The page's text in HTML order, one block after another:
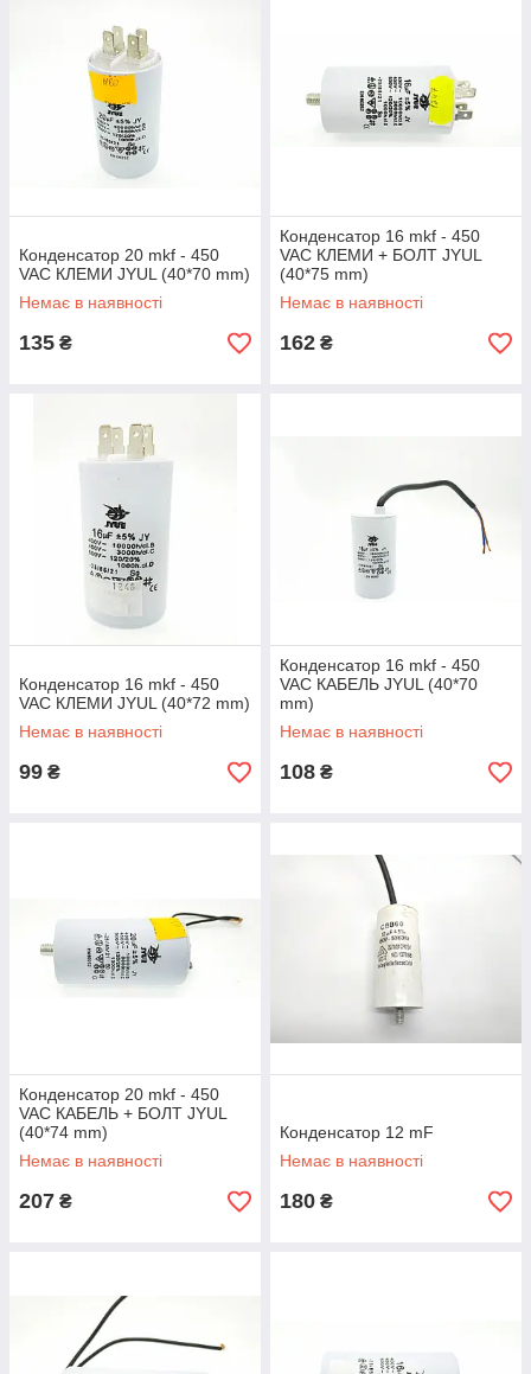
Конденсатор 20 mkf - 450
VAC КЛЕМИ JYUL (40*70 mm)
Немає в наявності
135 ₴
Конденсатор 16 mkf - 450
VAC КЛЕМИ + БОЛТ JYUL
(40*75 mm)
Немає в наявності
162 ₴
Конденсатор 16 mkf - 450
VAC КЛЕМИ JYUL (40*72 mm)
Немає в наявності
99 ₴
Конденсатор 16 mkf - 450
VAC КАБЕЛЬ JYUL (40*70
mm)
Немає в наявності
108 ₴
Конденсатор 20 mkf - 450
VAC КАБЕЛЬ + БОЛТ JYUL
(40*74 mm)
Немає в наявності
207 ₴
Конденсатор 12 mF
Немає в наявності
180 ₴